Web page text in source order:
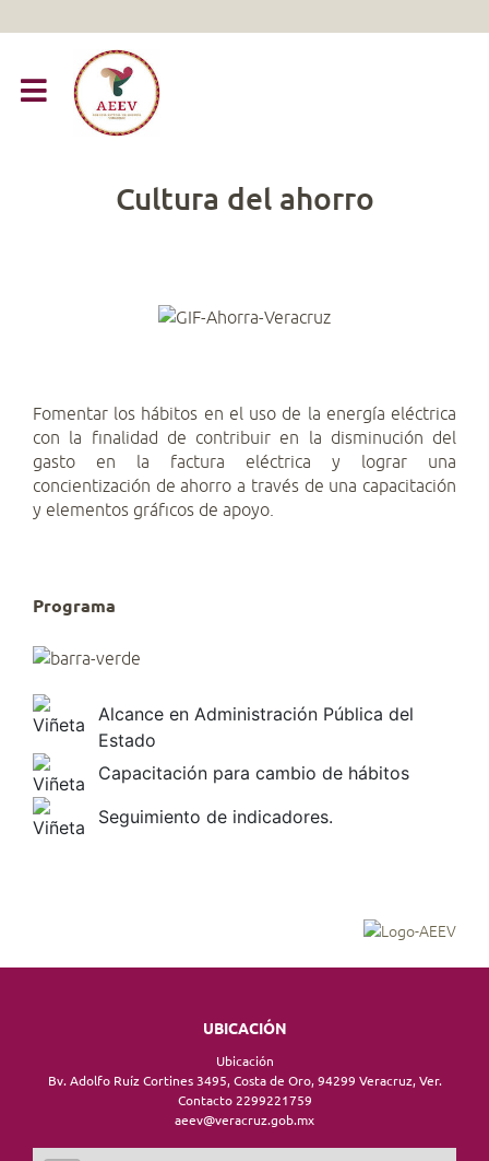
Cultura del ahorro
Fomentar los hábitos en el uso de la energía eléctrica
con la finalidad de contribuir en la disminución del
gasto en la factura eléctrica y lograr una
concientización de ahorro a través de una capacitación
y elementos gráficos de apoyo.
Programa
Alcance en Administración Pública del
Estado
Capacitación para cambio de hábitos
Seguimiento de indicadores.
UBICACIÓN
Ubicación
Bv. Adolfo Ruíz Cortines 3495, Costa de Oro, 94299 Veracruz, Ver.
Contacto 2299221759
aeev@veracruz.gob.mx